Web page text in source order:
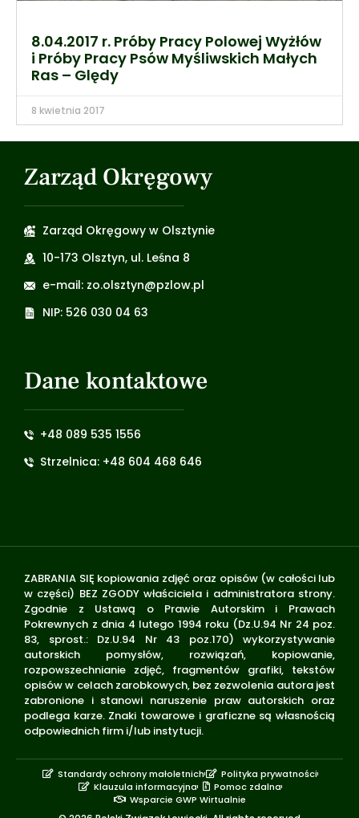
8.04.2017 r. Próby Pracy Polowej Wyżłów
i Próby Pracy Psów Myśliwskich Małych
Ras – Ględy
8 kwietnia 2017
Zarząd Okręgowy
Zarząd Okręgowy w Olsztynie
10-173 Olsztyn, ul. Leśna 8
e-mail: zo.olsztyn@pzlow.pl
NIP: 526 030 04 63
Dane kontaktowe
+48 089 535 1556
Strzelnica: +48 604 468 646
ZABRANIA SIĘ kopiowania zdjęć oraz opisów (w całości lub
w części) BEZ ZGODY właściciela i administratora strony.
Zgodnie z Ustawą o Prawie Autorskim i Prawach
Pokrewnych z dnia 4 lutego 1994 roku (Dz.U.94 Nr 24 poz.
83, sprost.: Dz.U.94 Nr 43 poz.170) wykorzystywanie
autorskich pomysłów, rozwiązań, kopiowanie,
rozpowszechnianie zdjęć, fragmentów grafiki, tekstów
opisów w celach zarobkowych, bez zezwolenia autora jest
zabronione i stanowi naruszenie praw autorskich oraz
podlega karze. Znaki towarowe i graficzne są własnością
odpowiednich firm i/lub instytucji.
Standardy ochrony małoletnich
Polityka prywatności
Klauzula informacyjna
Pomoc zdalna
Wsparcie GWP Wirtualnie